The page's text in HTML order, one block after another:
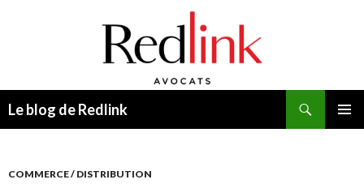
Le blog de Redlink
COMMERCE / DISTRIBUTION